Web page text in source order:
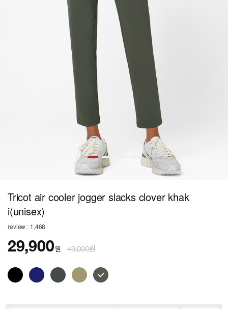
Tricot air cooler jogger slacks clover khak
i(unisex)
review : 1,468
29,900원 49,000원